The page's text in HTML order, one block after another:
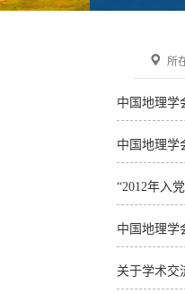
所
中国地理学
中国地理学
“2012年入
中国地理学
关于学术交